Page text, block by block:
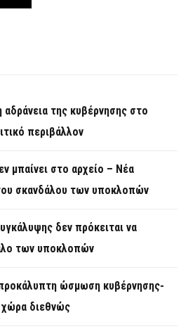
αδράνεια της κυβέρνησης στο
περιβάλλον
μπαίνει στο αρχείο – Νέα
σκανδάλου των υποκλοπών
δεν πρόκειται να
των υποκλοπών
ώσμωση κυβέρνησης-
χώρα διεθνώς